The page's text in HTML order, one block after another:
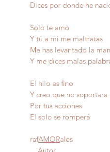
Dices por donde he
Solo te amo
Y tú a mí me maltratas
Me has levantado la
Y me dices malas
El hilo es fino
Y creo que no soportara
Por tus
El solo se
rafAMORales